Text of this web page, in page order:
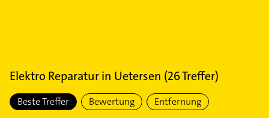
Elektro Reparaturin Uetersen (26Treffer)
Beste Treffer Bewertung Entfernung